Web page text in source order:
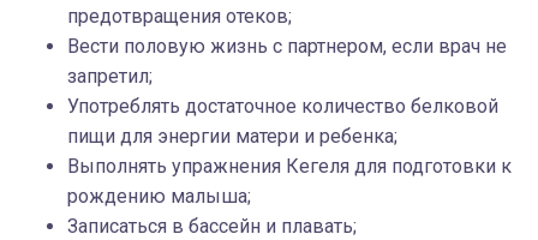
предотвращения отеков;
Вести половую жизнь с партнером, если врач не
запретил;
Употреблять достаточное количество белковой
пищи для энергии матери и ребенка;
Выполнять упражнения Кегеля для подготовки к
рождению малыша;
Записаться в бассейн и плавать;